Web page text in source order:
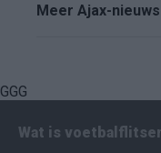
Meer Ajax-nieuws
GGG
Wat is